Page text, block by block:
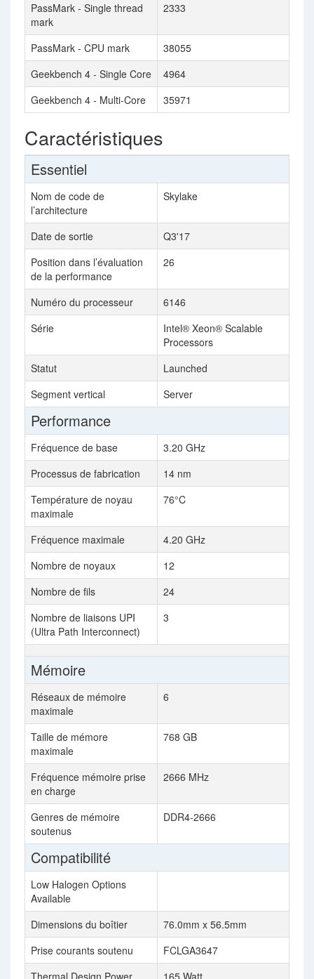
PassMark - Single thread
mark
2333
PassMark - CPU mark
38055
Geekbench 4 - Single Core
4964
Geekbench 4 - Multi-Core
35971
Caractéristiques
Essentiel
Nom de code de
l’architecture
Skylake
Date de sortie
Q3'17
Position dans l’évaluation
de la performance
26
Numéro du processeur
6146
Série
Intel® Xeon® Scalable
Processors
Statut
Launched
Segment vertical
Server
Performance
Fréquence de base
3.20 GHz
Processus de fabrication
14 nm
Température de noyau
maximale
76°C
Fréquence maximale
4.20 GHz
Nombre de noyaux
12
Nombre de fils
24
Nombre de liaisons UPI
(Ultra Path Interconnect)
3
Mémoire
Réseaux de mémoire
maximale
6
Taille de mémore
maximale
768 GB
Fréquence mémoire prise
en charge
2666 MHz
Genres de mémoire
soutenus
DDR4-2666
Compatibilité
Low Halogen Options
Available
Dimensions du boîtier
76.0mm x 56.5mm
Prise courants soutenu
FCLGA3647
Thermal Design Power
165 Watt